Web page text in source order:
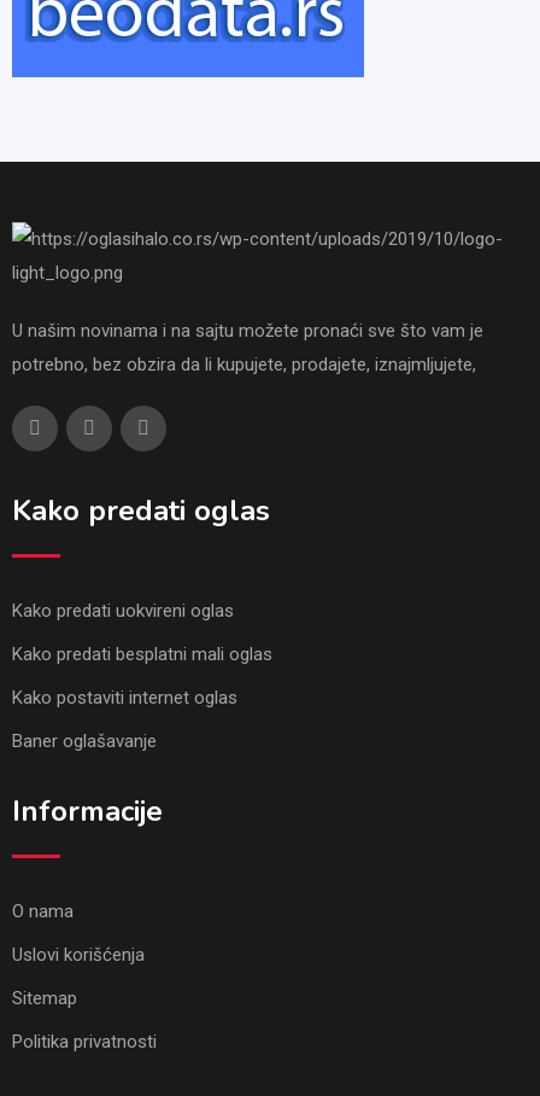
U našim novinama i na sajtu možete pronaći sve što vam je
potrebno, bez obzira da li kupujete, prodajete, iznajmljujete,
Kako predati oglas
Kako predati uokvireni oglas
Kako predati besplatni mali oglas
Kako postaviti internet oglas
Baner oglašavanje
Informacije
O nama
Uslovi korišćenja
Sitemap
Politika privatnosti